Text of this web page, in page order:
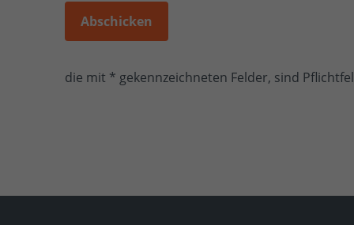
Abschicken
die mit * gekennzeichneten Felder, sind